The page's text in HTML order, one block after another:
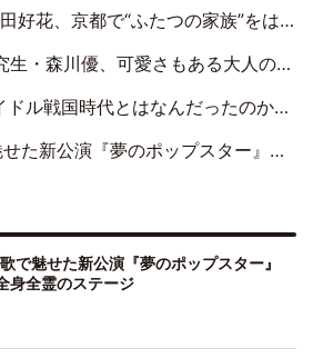
つの家族”をはしご！ “母”黒谷友香に見送られ、“父”松岡昌宏とはハシゴ酒
・森川優、可愛さもある大人の女性に
回：さくら学院・武藤彩未×飯田らうら「正直、中3で辞めるというのを信じてなくて。そう言われてはいたけど、嘘でしょって」
『夢のポップスター』 初日から全身全霊のステージ
で魅せた新公演『夢のポップスター』
身全霊のステージ